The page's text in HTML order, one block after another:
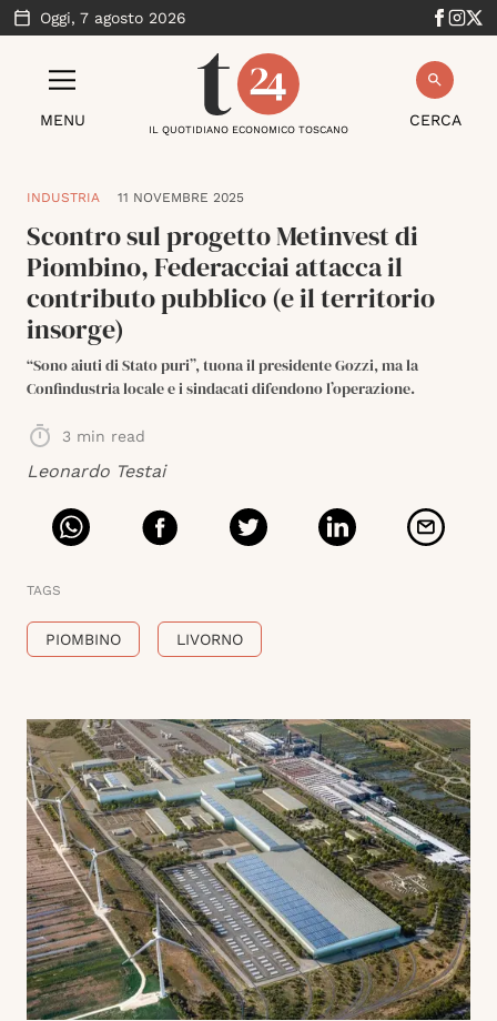
Oggi, 7 agosto 2026
MENU CERCA
IL QUOTIDIANO ECONOMICO TOSCANO
INDUSTRIA 11 NOVEMBRE 2025
Scontro sul progetto Metinvest di
Piombino, Federacciai attacca il
contributo pubblico (e il territorio
insorge)
“Sono aiuti di Stato puri”, tuona il presidente Gozzi, ma la
Confindustria locale e i sindacati difendono l’operazione.
3 min read
Leonardo Testai
TAGS
PIOMBINO LIVORNO